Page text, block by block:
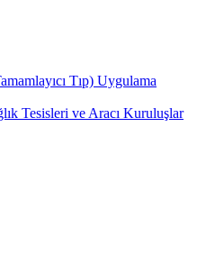
Tıp) Uygulama
Tesisleri ve Aracı Kuruluşlar